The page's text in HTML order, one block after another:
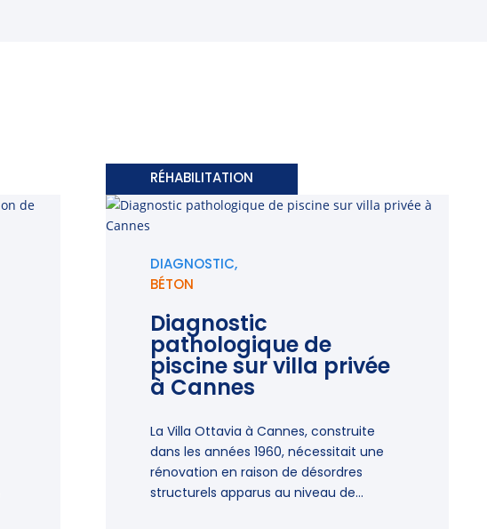
RÉHABILITATION
DIAGNOSTIC,
BÉTON
Diagnostic
pathologique de
piscine sur villa privée
à Cannes
La Villa Ottavia à Cannes, construite
dans les années 1960, nécessitait une
rénovation en raison de désordres
structurels apparus au niveau de...